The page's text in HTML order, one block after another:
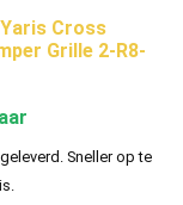
Cross
Grille 2-R8-
Sneller op te